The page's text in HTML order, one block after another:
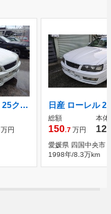
日産 ローレル 2.5 25クラブS 純正フルエアロ
万円
総額
150.7万円
本体
愛媛県 四国中央市
1998年/8.3万km